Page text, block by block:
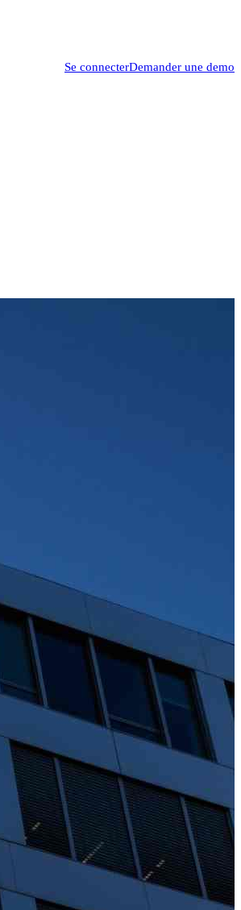
Se connecterDemander une demo